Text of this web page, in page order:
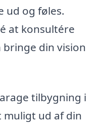
ud og føles.
at konsultére
bringe din vision
tilbygning i
muligt ud af din